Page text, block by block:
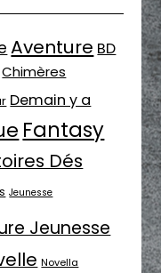
Aventure BD
Chimères
Demain y a
Fantasy
Dés
Jeunesse
Jeunesse
Novella